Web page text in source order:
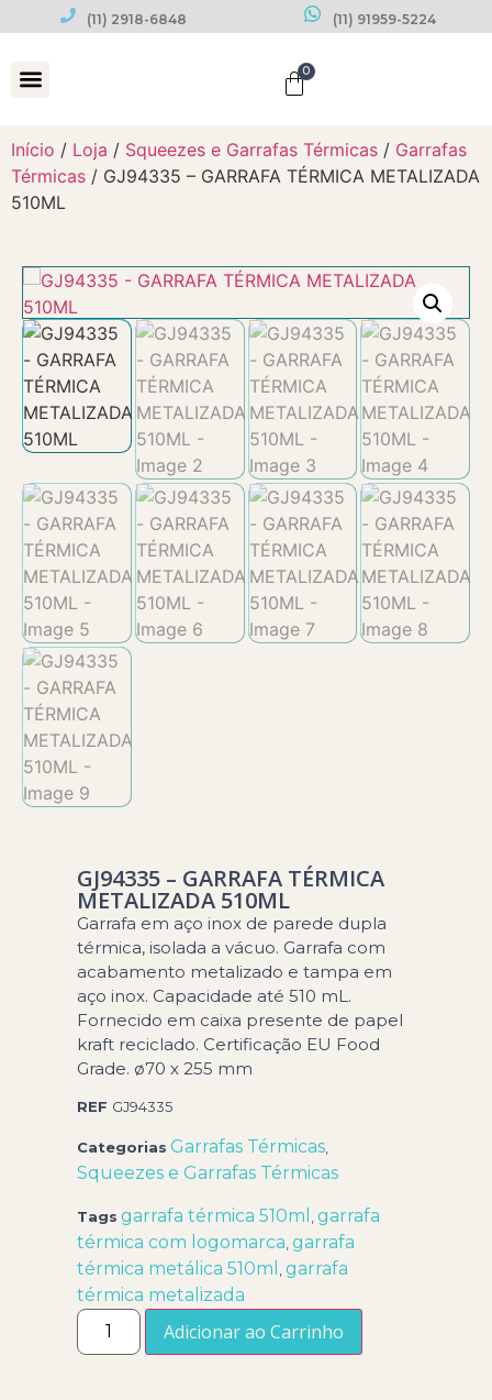
(11) 2918-6848 (11) 91959-5224
0
Início / Loja / Squeezes e Garrafas Térmicas / Garrafas
Térmicas / GJ94335 – GARRAFA TÉRMICA METALIZADA
510ML
GJ94335 – GARRAFA TÉRMICA
METALIZADA 510ML
Garrafa em aço inox de parede dupla
térmica, isolada a vácuo. Garrafa com
acabamento metalizado e tampa em
aço inox. Capacidade até 510 mL.
Fornecido em caixa presente de papel
kraft reciclado. Certificação EU Food
Grade. ø70 x 255 mm
REF GJ94335
Categorias Garrafas Térmicas,
Squeezes e Garrafas Térmicas
Tags garrafa térmica 510ml ,garrafa
térmica com logomarca,garrafa
térmica metálica 510ml ,garrafa
térmica metalizada
Adicionar ao Carrinho